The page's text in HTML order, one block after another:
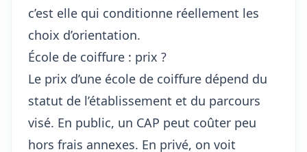
c’est elle qui conditionne réellement les
choix d’orientation.
École de coiffure : prix ?
Le prix d’une école de coiffure dépend du
statut de l’établissement et du parcours
visé. En public, un CAP peut coûter peu
hors frais annexes. En privé, on voit